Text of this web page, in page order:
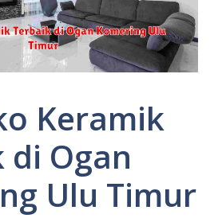
Keramik
di Ogan
Ulu Timur